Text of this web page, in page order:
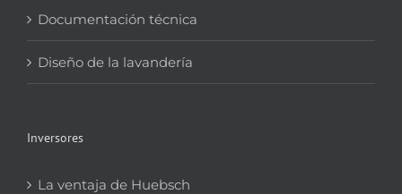
Documentación técnica
Diseño de la lavandería
Inversores
La ventaja de Huebsch